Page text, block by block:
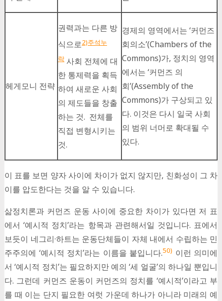
헤게모니 전략
권력과는 다른 방
식으로2)주석누
락 사회 전체에 대
한 통제력을 획득
하여 새로운 사회
의 제도들을 창출
하는 것. 전체를
직접 변형시키는
것.
경제의 영역에서는 ‘커먼즈
회의소’(Chambers of the
Commons)가, 정치의 영역
에서는 ‘커먼즈 의
회’(Assembly of the
Commons)가 구상되고 있
다. 이것은 다시 일국 사회
의 범위 너머로 확대될 수
있다.
이 표를 보면 양자 사이에 차이가 없지 않지만, 친화성이 그 차
이를 압도한다는 것을 알 수 있습니다.
삶정치론과 커먼즈 운동 사이에 중요한 차이가 있다면 저 표
에서 ‘예시적 정치’라는 항목과 관련해서일 것입니다. 표에서
보듯이 네그리·하트는 운동단체들이 자체 내에서 수립하는 민
주주의에 ‘예시적 정치’라는 이름을 붙입니다.50) 이런 의미에
서 ‘예시적 정치’는 필요하지만 예의 ‘세 얼굴’의 하나일 뿐입니
다. 그런데 커먼즈 운동이 커먼즈의 정치를 ‘예시적’이라고 부
를 때 이는 단지 필요한 여럿 가운데 하나가 아니라 미래의 예